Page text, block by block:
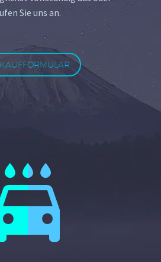
Sie uns an.